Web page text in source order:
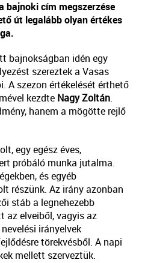
bajnoki cím megszerzése
út legalább olyan értékes
bajnokságban idén egy
szereztek a Vasas
A szezon értékelését érthető
kezdte Nagy Zoltán.
hanem a mögötte rejlő
egy egész éves,
próbáló munka jutalma.
és egyéb
részünk. Az irány azonban
stáb a legnehezebb
az elveiből, vagyis az
irányelvek
törekvésből. A napi
mellett szerveztük.